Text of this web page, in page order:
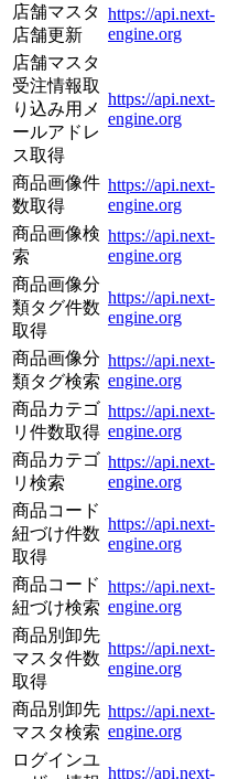
店舗マスタ
店舗更新
https://api.next-
engine.org
店舗マスタ
受注情報取
り込み用メ
ールアドレ
ス取得
https://api.next-
engine.org
商品画像件
数取得
https://api.next-
engine.org
商品画像検
索
https://api.next-
engine.org
商品画像分
類タグ件数
取得
https://api.next-
engine.org
商品画像分
類タグ検索
https://api.next-
engine.org
商品カテゴ
リ件数取得
https://api.next-
engine.org
商品カテゴ
リ検索
https://api.next-
engine.org
商品コード
紐づけ件数
取得
https://api.next-
engine.org
商品コード
紐づけ検索
https://api.next-
engine.org
商品別卸先
マスタ件数
取得
https://api.next-
engine.org
商品別卸先
マスタ検索
https://api.next-
engine.org
ログインユ
https://api.next-